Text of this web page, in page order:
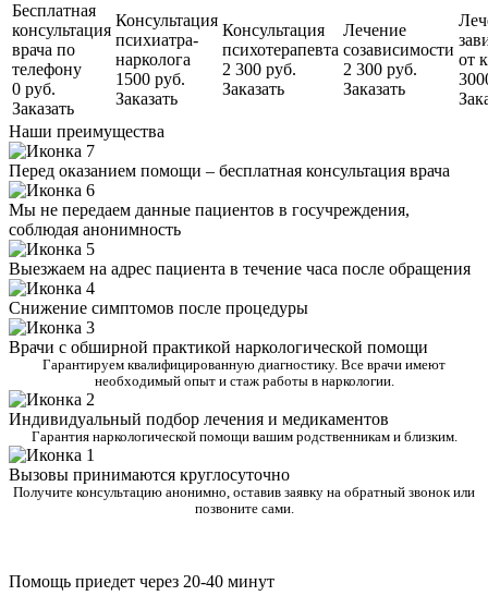
Бесплатная
консультация
врача по
телефону
0 руб.
Заказать
Консультация
психиатра-
нарколога
1500 руб.
Заказать
Консультация
психотерапевта
2 300 руб.
Заказать
Лечение
созависимости
2 300 руб.
Заказать
от
Наши преимущества
Перед оказанием помощи – бесплатная консультация врача
Мы не передаем данные пациентов в госучреждения,
соблюдая анонимность
Выезжаем на адрес пациента в течение часа после обращения
Снижение симптомов после процедуры
Врачи с обширной практикой наркологической помощи
Гарантируем квалифицированную диагностику. Все врачи имеют
необходимый опыт и стаж работы в наркологии.
Индивидуальный подбор лечения и медикаментов
Гарантия наркологической помощи вашим родственникам и близким.
Вызовы принимаются круглосуточно
Получите консультацию анонимно, оставив заявку на обратный звонок или
позвоните сами.
Помощь приедет через 20-40 минут